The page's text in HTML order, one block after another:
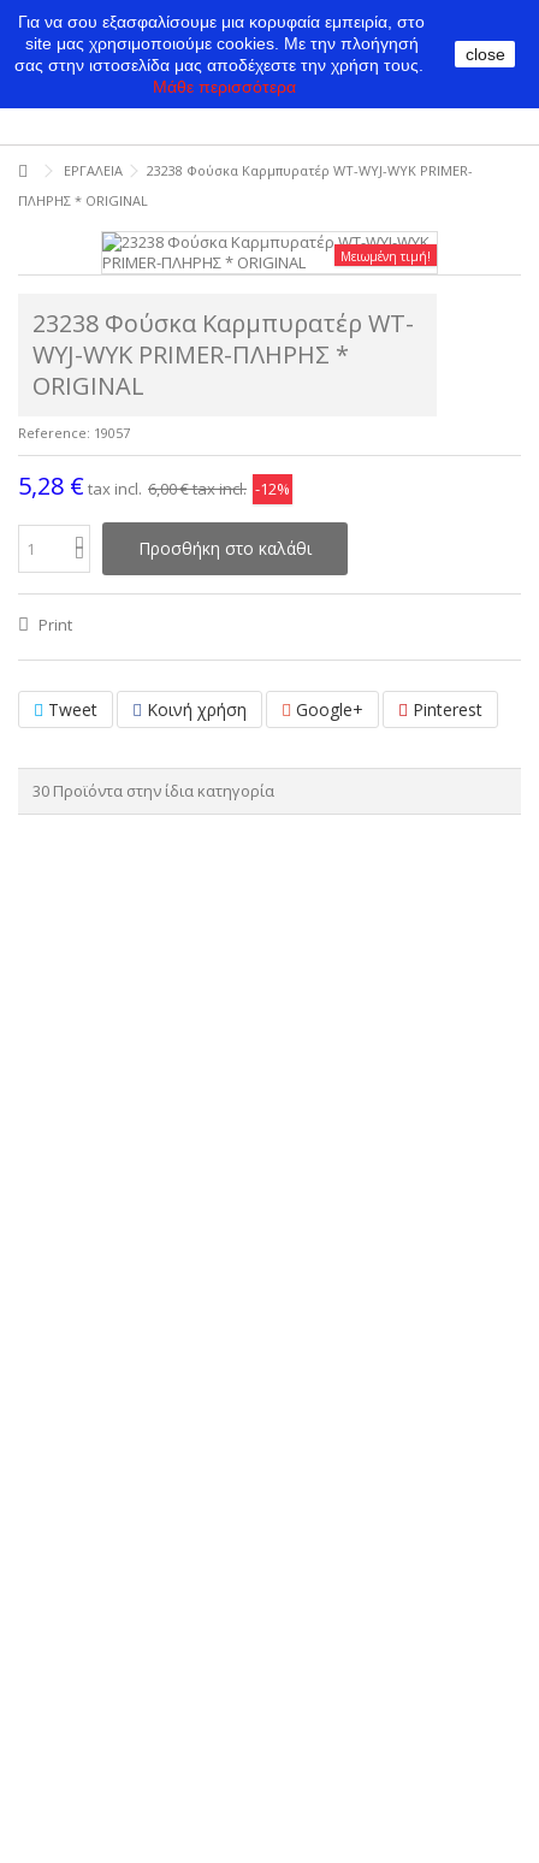
ΕΡΓΑΛΕΙΑ
23238 Φούσκα Καρμπυρατέρ WT-WYJ-WYK PRIMER-
ΠΛΗΡΗΣ * ORIGINAL
Μειωμένη τιμή!
23238 Φούσκα Καρμπυρατέρ WT-
WYJ-WYK PRIMER-ΠΛΗΡΗΣ *
ORIGINAL
Reference: 19057
5,28 €tax incl. 6,00 €tax incl. -12%
Προσθήκη στο καλάθι
Print
Tweet Κοινή χρήση Google+ Pinterest
30 Προϊόντα στην ίδια κατηγορία
Για να σου εξασφαλίσουμε μια κορυφαία εμπειρία, στο
site μας χρησιμοποιούμε cookies. Με την πλοήγησή
σας στην ιστοσελίδα μας αποδέχεστε την χρήση τους.
Μάθε περισσότερα
close